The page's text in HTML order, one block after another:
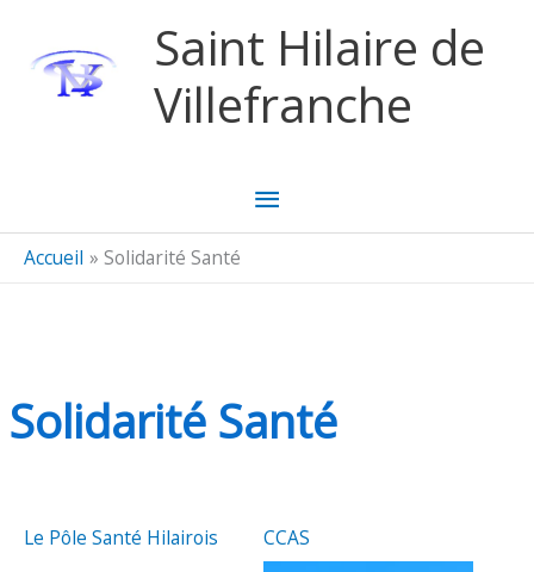
Saint Hilaire de
Villefranche
Menu
Accueil Solidarité Santé
Solidarité Santé
Le Pôle Santé Hilairois CCAS